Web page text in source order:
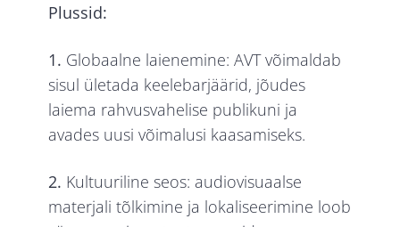
Plussid:
1. Globaalne laienemine: AVT võimaldab
sisul ületada keelebarjäärid, jõudes
laiema rahvusvahelise publikuni ja
avades uusi võimalusi kaasamiseks.
2. Kultuuriline seos: audiovisuaalse
materjali tõlkimine ja lokaliseerimine loob